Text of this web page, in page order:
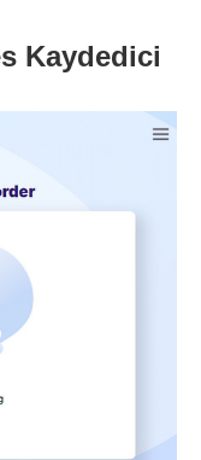
Kaydedici